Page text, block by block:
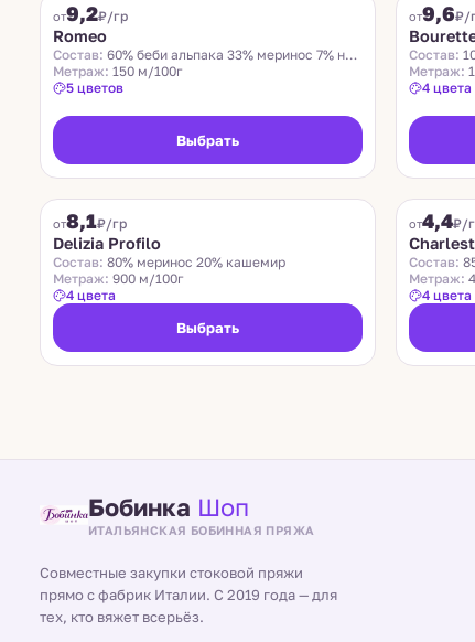
от9,2₽/гр
Romeo
Состав: 60% беби альпака 33% меринос 7% нейлон
Метраж: 150 м/100г
5 цветов
Выбрать
Хит
от9,6₽/
Состав:
Метраж:
4 цвета
от8,1₽/гр
Delizia Profilo
Состав: 80% меринос 20% кашемир
Метраж: 900 м/100г
4 цвета
Выбрать
от4,4₽/
Состав:
Метраж:
4 цвета
Бобинка Шоп
ИТАЛЬЯНСКАЯ БОБИННАЯ ПРЯЖА
Совместные закупки стоковой пряжи
прямо с фабрик Италии. С 2019 года — для
тех, кто вяжет всерьёз.